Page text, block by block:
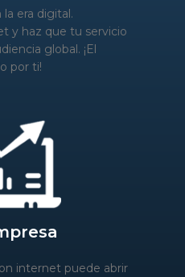
era digital.
y haz que tu servicio
global. ¡El
por ti!
internet puede abrir